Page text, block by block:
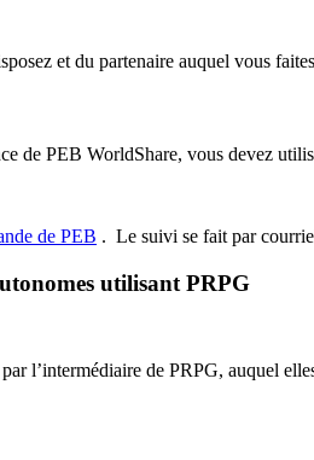
et du partenaire auquel vous
de PEB WorldShare, vous devez
de PEB . Le suivi se fait par
utilisant PRPG
l’intermédiaire de PRPG, auquel